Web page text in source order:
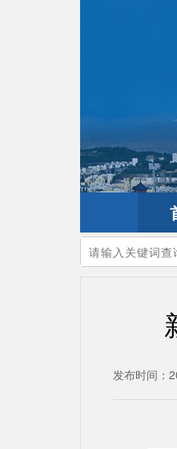
您的当前位置：首页>政
发布时间：